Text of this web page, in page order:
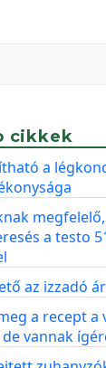
cikkek
a
a testo
az izzadó
a recept a
de vannak